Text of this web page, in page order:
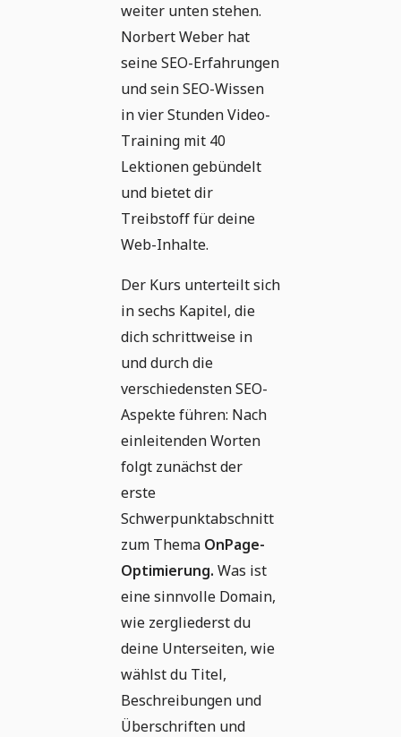
weiter unten stehen.
Norbert Weber hat
seine SEO-Erfahrungen
und sein SEO-Wissen
in vier Stunden Video-
Training mit 40
Lektionen gebündelt
und bietet dir
Treibstoff für deine
Web-Inhalte.
Der Kurs unterteilt sich
in sechs Kapitel, die
dich schrittweise in
und durch die
verschiedensten SEO-
Aspekte führen: Nach
einleitenden Worten
folgt zunächst der
erste
Schwerpunktabschnitt
zum Thema OnPage-
Optimierung. Was ist
eine sinnvolle Domain,
wie zergliederst du
deine Unterseiten, wie
wählst du Titel,
Beschreibungen und
Überschriften und